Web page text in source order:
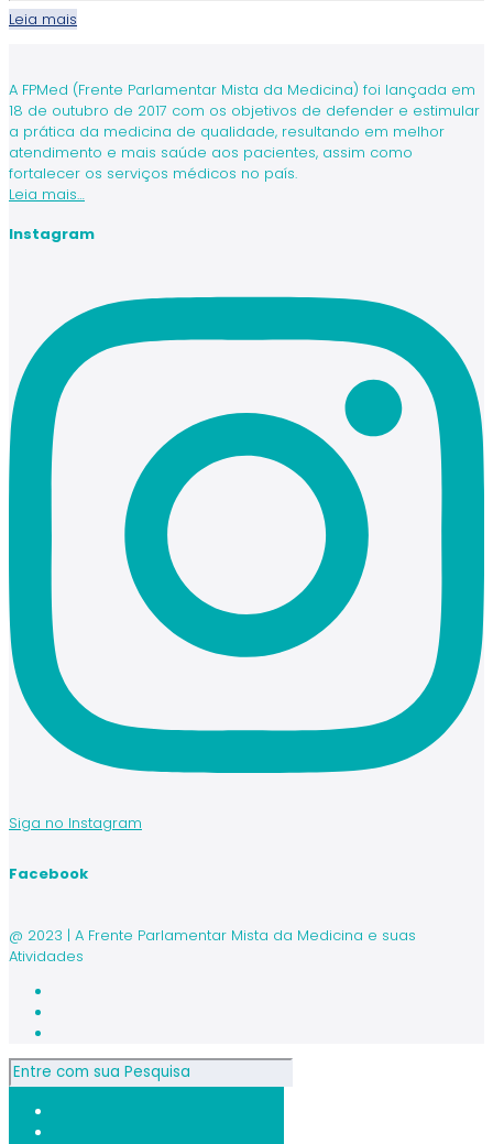
Leia mais
A FPMed (Frente Parlamentar Mista da Medicina) foi lançada em
18 de outubro de 2017 com os objetivos de defender e estimular
a prática da medicina de qualidade, resultando em melhor
atendimento e mais saúde aos pacientes, assim como
fortalecer os serviços médicos no país.
Leia mais…
Instagram
Siga no Instagram
Facebook
@ 2023 | A Frente Parlamentar Mista da Medicina e suas
Atividades